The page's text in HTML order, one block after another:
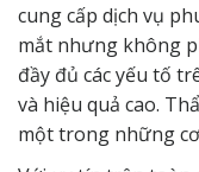
cung cấp dịch vụ
mắt nhưng không
đầy đủ các yếu tố
và hiệu quả cao.
một trong những